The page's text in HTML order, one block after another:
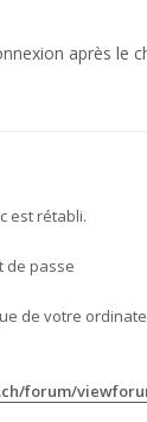
après le
est rétabli.
de passe
de votre
forum/